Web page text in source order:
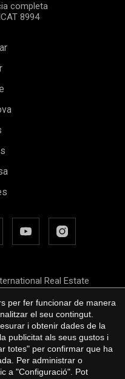
completa
8994
Real Estate
per fer funcionar de manera
el seu contingut.
i obtenir dades de la
publicitat als seus gustos i
totes" per confirmar que ha
Per administrar o
a "Configuració". Pot